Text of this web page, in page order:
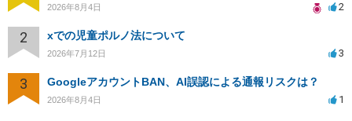
2026年8月4日 2
2 xでの児童ポルノ法について
2026年7月12日 3
3 GoogleアカウントBAN、AI誤認による通報リスクは？
2026年8月4日 1